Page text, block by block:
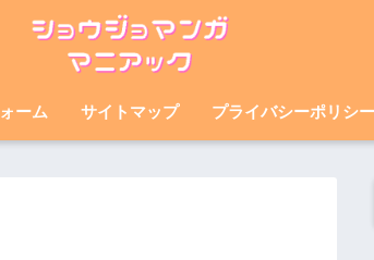
ーム サイトマップ プライバシーポリシー